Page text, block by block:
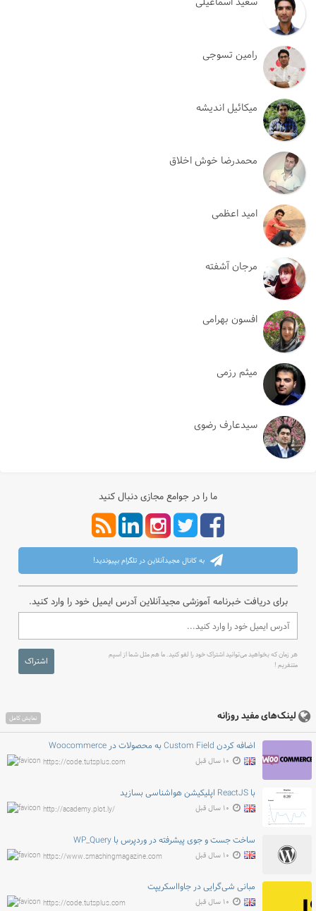
رامین تسوجی
میکائیل اندیشه
محمدرضا خوش اخلاق
امید اعظمی
مرجان آشفته
افسون بهرامی
میثم رزمی
سیدعارف رضوی
ما را در جوامع مجازی دنبال کنید
به کانال مجیدآنلاین در تلگرام بپیوندید!
برای دریافت خبرنامه آموزشی مجیدآنلاین آدرس ایمیل خود را وارد کنید.
هر زمان که بخواهید می‌توانید اشتراک خود را لغو کنید. ما هم مثل شما از اسپم
متنفریم !
اشتراک
لینک‌های مفید روزانه نمایش کامل
اضافه کردن Custom Field به محصولات در Woocommerce
https://code.tutsplus.com ۱۰ سال قبل
با ReactJS اپلیکیشن هواشناسی بسازید
http://academy.plot.ly/ ۱۰ سال قبل
ساخت جست و جوی پیشرفته در وردپرس با WP_Query
https://www.smashingmagazine.com ۱۰ سال قبل
مبانی شی‌گرایی در جاوااسکریپت
https://code.tutsplus.com ۱۰ سال قبل